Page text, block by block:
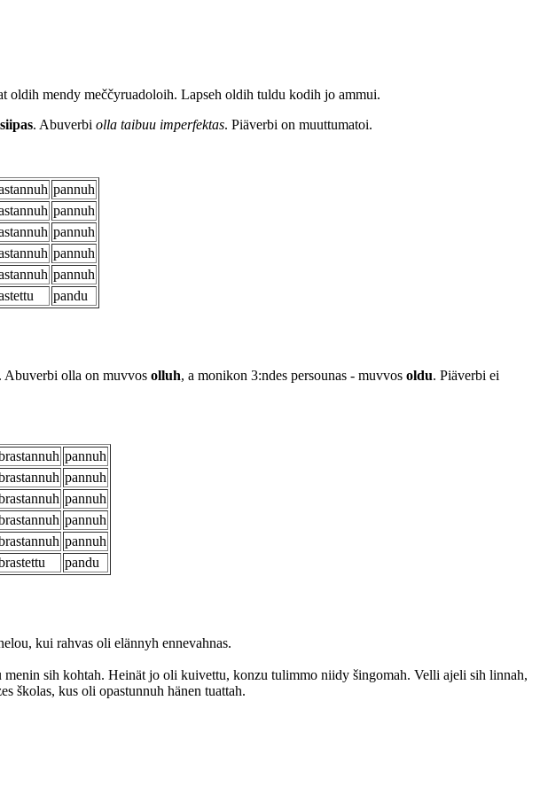
mendy meččyruadoloih. Lapseh oldih tuldu kodih jo ammui.
. Abuverbi olla taibuu imperfektas. Piäverbi on muuttumatoi.
pannuh
pannuh
pannuh
pannuh
pannuh
pandu
Abuverbi olla on muvvos olluh, a monikon 3:ndes persounas - muvvos oldu. Piäverbi ei
pannuh
pannuh
pannuh
pannuh
pannuh
pandu
kui rahvas oli elännyh ennevahnas.
sih kohtah. Heinät jo oli kuivettu, konzu tulimmo niidy šingomah. Velli ajeli sih linnah,
školas, kus oli opastunnuh hänen tuattah.